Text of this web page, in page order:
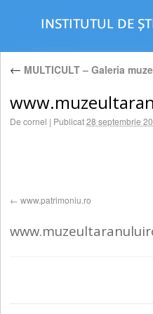
← MULTICULT – Galeria
De cornel | Publicat28 septembrie
www.patrimoniu.ro